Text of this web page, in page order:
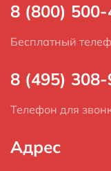
8 (800)
Бесплатный
8 (495)
Телефон для
Адрес